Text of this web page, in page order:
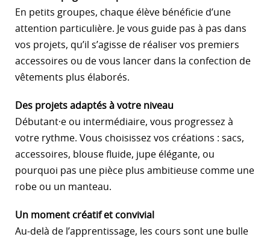
En petits groupes, chaque élève bénéficie d’une
attention particulière. Je vous guide pas à pas dans
vos projets, qu’il s’agisse de réaliser vos premiers
accessoires ou de vous lancer dans la confection de
vêtements plus élaborés.
Des projets adaptés à votre niveau
Débutant·e ou intermédiaire, vous progressez à
votre rythme. Vous choisissez vos créations : sacs,
accessoires, blouse fluide, jupe élégante, ou
pourquoi pas une pièce plus ambitieuse comme une
robe ou un manteau.
Un moment créatif et convivial
Au-delà de l’apprentissage, les cours sont une bulle